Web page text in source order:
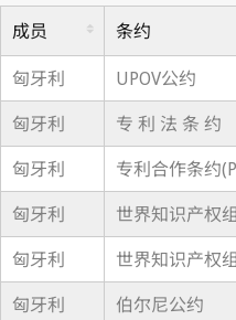
成员 条约
匈牙利
UPOV公约
匈牙利
专 利 法 条 约
匈牙利
专利合作条约
匈牙利
世界知识产权
匈牙利
世界知识产权
匈牙利
伯尔尼公约